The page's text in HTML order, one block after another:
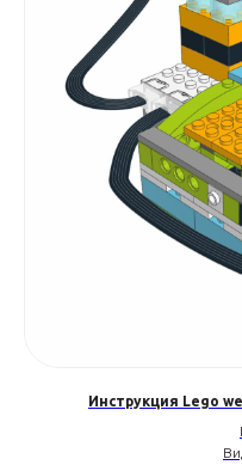
Инструкция Lego